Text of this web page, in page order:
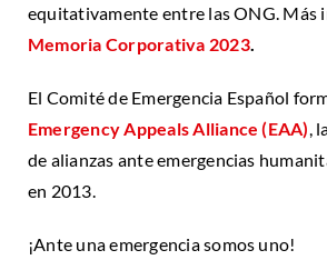
equitativamente entre las ONG. Más
Memoria Corporativa 2023.
El Comité de Emergencia Español
Emergency Appeals Alliance (EAA) ,
de alianzas ante emergencias
en 2013.
¡Ante una emergencia somos uno!